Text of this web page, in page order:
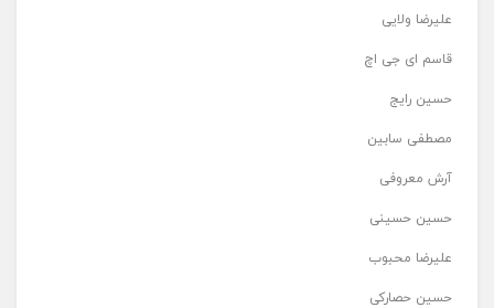
علیرضا ولایی
قاسم ای جی اچ
حسین رایج
مصطفی سابین
آرش معروفی
حسین حسینی
علیرضا محبوب
حسین حصارکی